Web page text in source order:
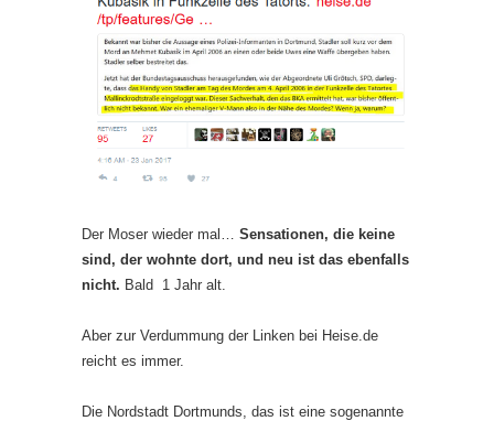
Der Moser wieder mal… Sensationen, die keine
sind, der wohnte dort, und neu ist das ebenfalls
nicht. Bald 1 Jahr alt.
Aber zur Verdummung der Linken bei Heise.de
reicht es immer.
Die Nordstadt Dortmunds, das ist eine sogenannte